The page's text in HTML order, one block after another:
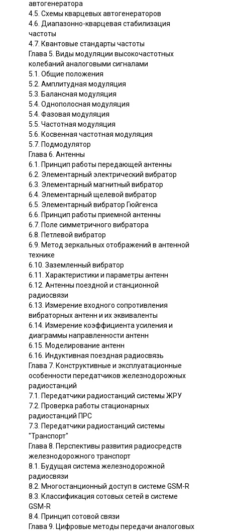
автогенератора
4.5. Схемы кварцевых автогенераторов
4.6. Диапазонно-кварцевая стабилизация
частоты
4.7. Квантовые стандарты частоты
Глава 5. Виды модуляции высокочастотных
колебаний аналоговыми сигналами
5.1. Общие положения
5.2. Амплитудная модуляция
5.3. Балансная модуляция
5.4. Однополосная модуляция
5.4. Фазовая модуляция
5.5. Частотная модуляция
5.6. Косвенная частотная модуляция
5.7. Подмодулятор
Глава 6. Антенны
6.1. Принцип работы передающей антенны
6.2. Элементарный электрический вибратор
6.3. Элементарный магнитный вибратор
6.4. Элементарный щелевой вибратор
6.5. Элементарный вибратор Гюйгенса
6.6. Принцип работы приемной антенны
6.7. Поле симметричного вибратора
6.8. Петлевой вибратор
6.9. Метод зеркальных отображений в антенной
технике
6.10. Заземленный вибратор
6.11. Характеристики и параметры антенн
6.12. Антенны поездной и станционной
радиосвязи
6.13. Измерение входного сопротивления
вибраторных антенн и их эквиваленты
6.14. Измерение коэффициента усиления и
диаграммы направленности антенн
6.15. Моделирование антенн
6.16. Индуктивная поездная радиосвязь
Глава 7. Конструктивные и эксплуатационные
особенности передатчиков железнодорожных
радиостанций
7.1. Передатчики радиостанций системы ЖРУ
7.2. Проверка работы стационарных
радиостанций ПРС
7.3. Передатчики радиостанций системы
"Транспорт"
Глава 8. Перспективы развития радиосредств
железнодорожного транспорт
8.1. Будущая система железнодорожной
радиосвязи
8.2. Многостанционный доступ в системе GSM-R
8.3. Классификация сотовых сетей в системе
GSM-R
8.4. Принцип сотовой связи
Глава 9. Цифровые методы передачи аналоговых